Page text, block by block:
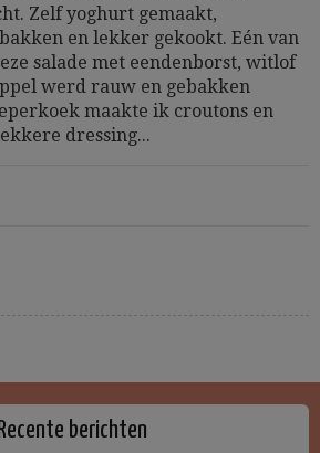
Zelf yoghurt gemaakt,
en lekker gekookt. Eén van
salade met eendenborst, witlof
werd rauw en gebakken
maakte ik croutons en
dressing...
Recente berichten